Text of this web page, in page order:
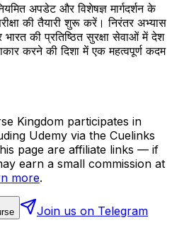
अपडेट और विशेषज्ञ मार्गदर्शन के
की तैयारी शुरू करें। निरंतर अभ्यास
की प्रतिष्ठित सुरक्षा सेवाओं में देश
करने की दिशा में एक महत्वपूर्ण कदम
Kingdom participates in
Udemy via the Cuelinks
page are affiliate links — if
earn a small commission at
more.
Join us on Telegram